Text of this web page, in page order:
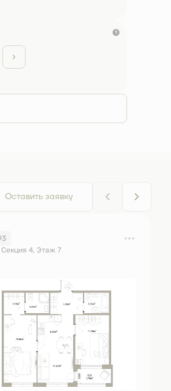
Оставить заявку
4, Этаж 7